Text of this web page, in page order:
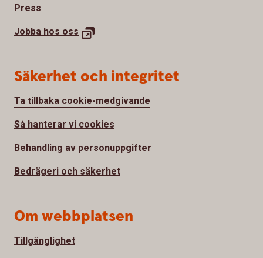
Press
Jobba hos oss
Säkerhet och integritet
Ta tillbaka cookie-medgivande
Så hanterar vi cookies
Behandling av personuppgifter
Bedrägeri och säkerhet
Om webbplatsen
Tillgänglighet